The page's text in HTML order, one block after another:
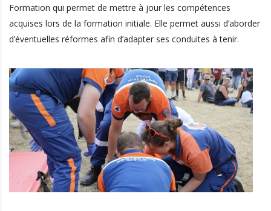
Formation qui permet de mettre à jour les compétences
acquises lors de la formation initiale. Elle permet aussi d’aborder
d’éventuelles réformes afin d’adapter ses conduites à tenir.